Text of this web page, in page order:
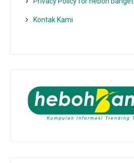
Kontak Kami